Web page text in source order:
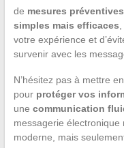
de mesures préventives
simples mais efficaces
votre expérience et
survenir avec les
N’hésitez pas à mettre
pour protéger vos
une communication
messagerie
moderne, mais